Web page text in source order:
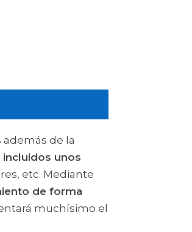
de la
unos
etc. Mediante
de forma
muchísimo el